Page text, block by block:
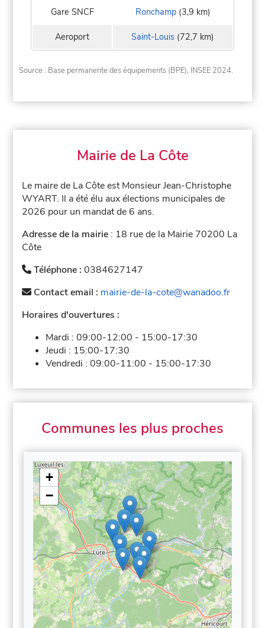
Gare SNCF Ronchamp(3,9 km)
Aeroport Saint-Louis (72,7 km)
Source : Base permanente des équipements (BPE), INSEE 2024.
Mairie de La Côte
Le maire de La Côte est Monsieur Jean-Christophe
WYART. Il a été élu aux élections municipales de
2026 pour un mandat de 6 ans.
Adresse de la mairie : 18 rue de la Mairie 70200 La
Côte
Téléphone :0384627147
Contact email : mairie-de-la-cote@wanadoo.fr
Horaires d'ouvertures :
Mardi :09:00-12:00 - 15:00-17:30
Jeudi : 15:00-17:30
Vendredi :09:00-11:00 - 15:00-17:30
Communes les plus proches
+
−